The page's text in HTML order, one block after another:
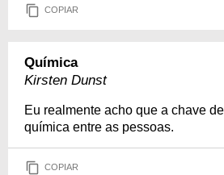
COPIAR
Química
Kirsten Dunst
Eu realmente acho que a chave
química entre as pessoas.
COPIAR